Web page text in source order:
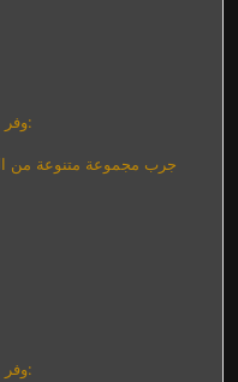
4. وفر المساحة من خلال حلنا الصغير:
جرب مجموعة متنوعة من
4. وفر المساحة من خلال حلنا الصغير: